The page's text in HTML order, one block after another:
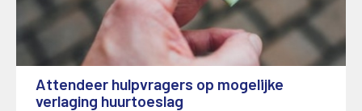
Attendeer hulpvragers op mogelijke
verlaging huurtoeslag